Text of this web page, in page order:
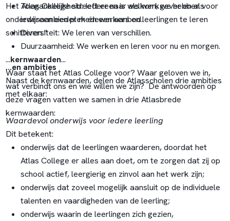
Het Atlas College streeft er naar als werkgever en als
onderwijsaanbieder medewerkers en leerlingen te leren
schitteren.“
...kernwaarden...
Waar staat het Atlas College voor? Waar geloven we in,
wat verbindt ons en wie willen we zijn? De antwoorden op
deze vragen vatten we samen in drie Atlasbrede
kernwaarden:
Toegankelijkheid: Iedereen is welkom, we hebben voor
iedereen een plek én een aanbod.
Diversiteit: We leren van verschillen.
Duurzaamheid: We werken en leren voor nu en morgen.
...en ambities
Naast de kernwaarden, delen de Atlasscholen drie ambities
met elkaar:
Waardevol onderwijs voor iedere leerling
Dit betekent:
onderwijs dat de leerlingen waarderen, doordat het
Atlas College er alles aan doet, om te zorgen dat zij op
school actief, leergierig en zinvol aan het werk zijn;
onderwijs dat zoveel mogelijk aansluit op de individuele
talenten en vaardigheden van de leerling;
onderwijs waarin de leerlingen zich gezien,